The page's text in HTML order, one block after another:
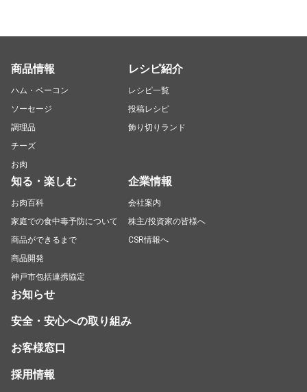
商品情報
ハム・ベーコン
ソーセージ
調理品
チーズ
お肉
レシピ紹介
レシピ一覧
投稿レシピ
飾り切りランド
知る・楽しむ
お肉百科
家庭での食中毒予防について
商品ができるまで
商品開発
神戸市包括連携協定
企業情報
会社案内
株主/投資家の皆様へ
CSR情報へ
お知らせ
安全・安心への取り組み
お客様窓口
採用情報